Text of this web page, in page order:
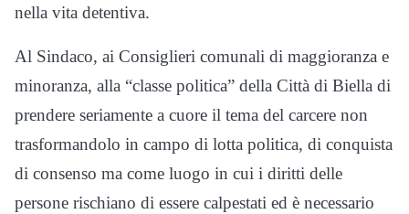
nella vita detentiva.
Al Sindaco, ai Consiglieri comunali di maggioranza e
minoranza, alla “classe politica” della Città di Biella di
prendere seriamente a cuore il tema del carcere non
trasformandolo in campo di lotta politica, di conquista
di consenso ma come luogo in cui i diritti delle
persone rischiano di essere calpestati ed è necessario